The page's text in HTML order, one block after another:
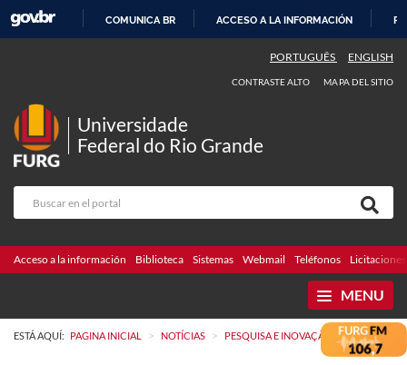
CONTENIDO
COMUNICA BR ACCESO A LA INFORMACIÓN
PORTUGUÊS ENGLISH
CONTRASTE ALTO MAPA DEL SITIO
Universidade
Federal do Rio Grande
Acceso a la información Biblioteca Sistemas Webmail Teléfonos Licitaciones
MENU
ESTÁ AQUÍ: PAGINA INICIAL > NOTÍCIAS > PESQUISA E INOVAÇÃO